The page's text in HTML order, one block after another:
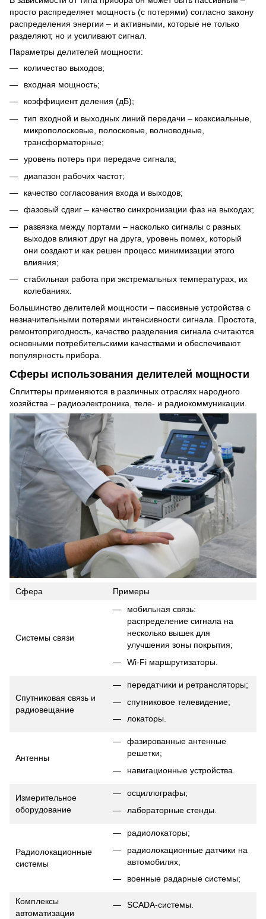
просто распределяет мощность (с потерями) согласно закону
распределения энергии – и активными, которые не только
разделяют, но и усиливают сигнал.
Параметры делителей мощности:
количество выходов;
входная мощность;
коэффициент деления (дБ);
тип входной и выходных линий передачи – коаксиальные,
микрополосковые, полосковые, волноводные,
трансформаторные;
уровень потерь при передаче сигнала;
диапазон рабочих частот;
качество согласования входа и выходов;
фазовый сдвиг – качество синхронизации фаз на выходах;
развязка между портами – насколько сигналы с разных
выходов влияют друг на друга, уровень помех, который
они создают и как решен процесс минимизации этого
влияния;
стабильная работа при экстремальных температурах, их
колебаниях.
Большинство делителей мощности – пассивные устройства с
незначительными потерями интенсивности сигнала. Простота,
ремонтопригодность, качество разделения сигнала считаются
основными потребительскими качествами и обеспечивают
популярность прибора.
Сферы использования делителей мощности
Сплиттеры применяются в различных отраслях народного
хозяйства – радиоэлектроника, теле- и радиокоммуникации.
Сфера Примеры
Системы связи
мобильная связь:
распределение сигнала на
несколько вышек для
улучшения зоны покрытия;
Wi-Fi маршрутизаторы.
Спутниковая связь и
радиовещание
передатчики и ретрансляторы;
спутниковое телевидение;
локаторы.
Антенны
фазированные антенные
решетки;
навигационные устройства.
Измерительное
оборудование
осциллографы;
лабораторные стенды.
Радиолокационные
системы
радиолокаторы;
радиолокационные датчики на
автомобилях;
военные радарные системы;
Комплексы
автоматизации
SCADA-системы.